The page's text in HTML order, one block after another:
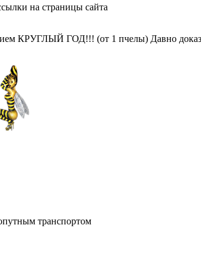
на страницы сайта
КРУГЛЫЙ ГОД!!! (от 1 пчелы) Давно
транспортом